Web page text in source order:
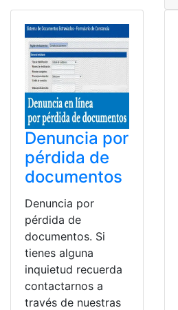
Denuncia por
pérdida de
documentos
Denuncia por
pérdida de
documentos. Si
tienes alguna
inquietud recuerda
contactarnos a
través de nuestras